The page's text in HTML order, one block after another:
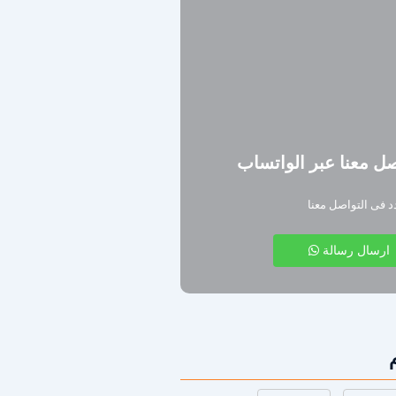
معنا عبر الواتساب
فى التواصل معنا
ارسال رسالة